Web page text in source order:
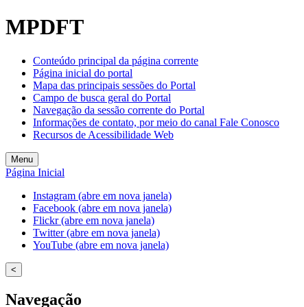
Welcome
to
One
Accessibility
screen
reader.
start
All
in
One
Accessibility
screen
reader,
press
"Ctrl
/".
This
shortcut
activates
MPDFT
Conteúdo principal da página corrente
Página inicial do portal
Mapa das principais sessões do Portal
Campo de busca geral do Portal
Navegação da sessão corrente do Portal
Informações de contato, por meio do canal Fale Conosco
Recursos de Acessibilidade Web
Menu
Página Inicial
Instagram (abre em nova janela)
Facebook (abre em nova janela)
Flickr (abre em nova janela)
Twitter (abre em nova janela)
YouTube (abre em nova janela)
<
Navegação